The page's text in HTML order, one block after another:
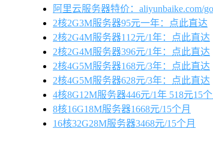
阿里云服务器特价：aliyunbaike.com/
2核2G3M服务器95元一年：点此直达
2核2G4M服务器112元/1年：点此直达
2核2G4M服务器396元/1年：点此直达
2核4G5M服务器168元/3年：点此直达
2核4G5M服务器628元/3年：点此直达
4核8G12M服务器446元/1年 518元15
8核16G18M服务器1668元/15个月
16核32G28M服务器3468元/15个月